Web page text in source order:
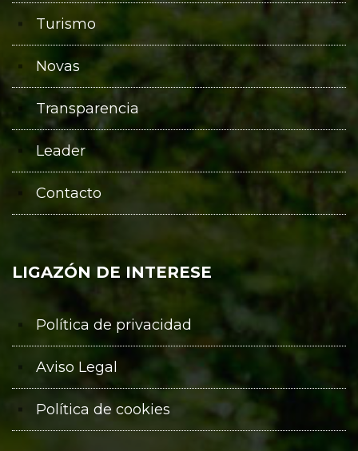
Turismo
Novas
Transparencia
Leader
Contacto
LIGAZÓN DE INTERESE
Política de privacidad
Aviso Legal
Política de cookies